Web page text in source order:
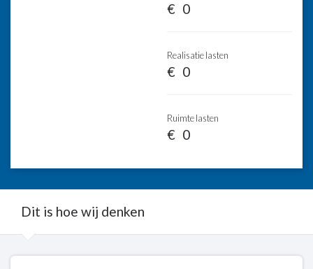
0
Realisatie lasten
0
Ruimte lasten
0
Dit is hoe wij denken